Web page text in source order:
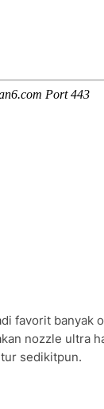
favorit banyak
nozzle ultra
sedikitpun.